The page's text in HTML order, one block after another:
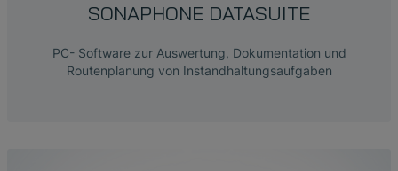
SONAPHONE DATASUITE
PC- Software zur Auswertung, Dokumentation und
Routenplanung von Instandhaltungsaufgaben